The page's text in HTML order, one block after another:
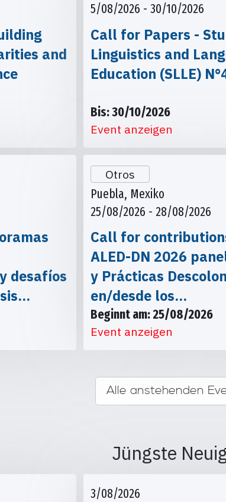
and
5/08/2026 - 30/10/2026
Call for Papers -
Linguistics and
Education (SLLE)
Bis: 30/10/2026
Event anzeigen
desafíos
Otros
Puebla, Mexiko
25/08/2026 - 28/08/2026
Call for
ALED-DN 2026
y Prácticas
en/desde los…
Beginnt am: 25/08/2026
Event anzeigen
Alle anstehenden
Jüngste
3/08/2026